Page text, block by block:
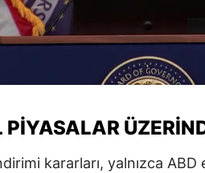
Kırıkkale
Şırnak
Bartın
PIYASALAR
kararları, yalnızca